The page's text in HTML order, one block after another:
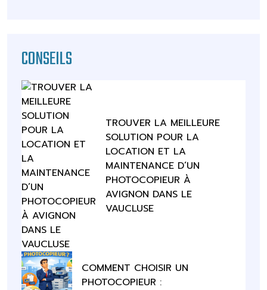
CONSEILS
TROUVER LA MEILLEURE
SOLUTION POUR LA
LOCATION ET LA
MAINTENANCE D’UN
PHOTOCOPIEUR À
AVIGNON DANS LE
VAUCLUSE
COMMENT CHOISIR UN
PHOTOCOPIEUR :